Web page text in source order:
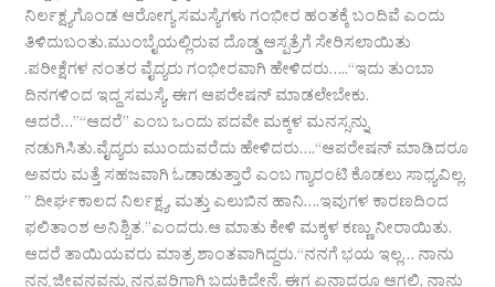
ನಿರ್ಲಕ್ಷ್ಯಗೊಂಡ ಆರೋಗ್ಯ ಸಮಸ್ಯೆಗಳು ಗಂಭೀರ ಹಂತಕ್ಕೆ ಬಂದಿವೆ ಎಂದು
ತಿಳಿದುಬಂತು.ಮುಂಬೈಯಲ್ಲಿರುವ ದೊಡ್ಡ ಆಸ್ಪತ್ರೆಗೆ ಸೇರಿಸಲಾಯಿತು
.ಪರೀಕ್ಷೆಗಳ ನಂತರ ವೈದ್ಯರು ಗಂಭೀರವಾಗಿ ಹೇಳಿದರು…..“ಇದು ತುಂಬಾ
ದಿನಗಳಿಂದ ಇದ್ದ ಸಮಸ್ಯೆ. ಈಗ ಆಪರೇಷನ್ ಮಾಡಲೇಬೇಕು.
ಆದರೆ…”“ಆದರೆ” ಎಂಬ ಒಂದು ಪದವೇ ಮಕ್ಕಳ ಮನಸ್ಸನ್ನು
ನಡುಗಿಸಿತು.ವೈದ್ಯರು ಮುಂದುವರೆದು ಹೇಳಿದರು….“ಆಪರೇಷನ್ ಮಾಡಿದರೂ
ಅವರು ಮತ್ತೆ ಸಹಜವಾಗಿ ಓಡಾಡುತ್ತಾರೆ ಎಂಬ ಗ್ಯಾರಂಟಿ ಕೊಡಲು ಸಾಧ್ಯವಿಲ್ಲ.
” ದೀರ್ಘಕಾಲದ ನಿರ್ಲಕ್ಷ್ಯ, ಮತ್ತು ಎಲುಬಿನ ಹಾನಿ….ಇವುಗಳ ಕಾರಣದಿಂದ
ಫಲಿತಾಂಶ ಅನಿಶ್ಚಿತ.”ಎಂದರು.ಆ ಮಾತು ಕೇಳಿ ಮಕ್ಕಳ ಕಣ್ಣು ನೀರಾಯಿತು.
ಆದರೆ ತಾಯಿಯವರು ಮಾತ್ರ ಶಾಂತವಾಗಿದ್ದರು.“ನನಗೆ ಭಯ ಇಲ್ಲ… ನಾನು